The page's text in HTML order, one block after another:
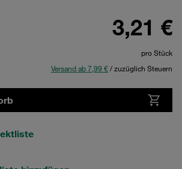
3,21 €
pro Stück
Versand ab 7,99 €/ zuzüglich Steuern